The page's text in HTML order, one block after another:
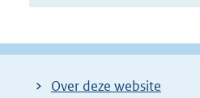
Over deze website